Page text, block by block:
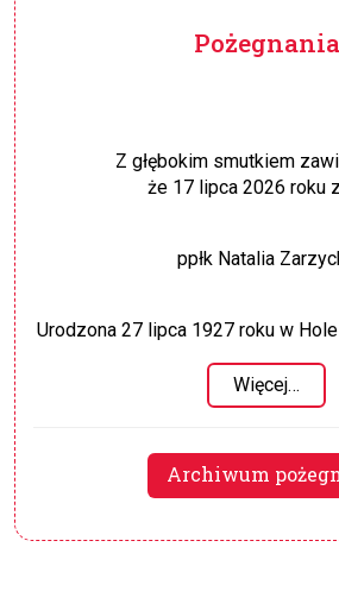
Pożegnania
Z głębokim smutkiem
że 17 lipca 2026 roku
ppłk Natalia
Urodzona 27 lipca 1927 roku w
Więcej…
Archiwum